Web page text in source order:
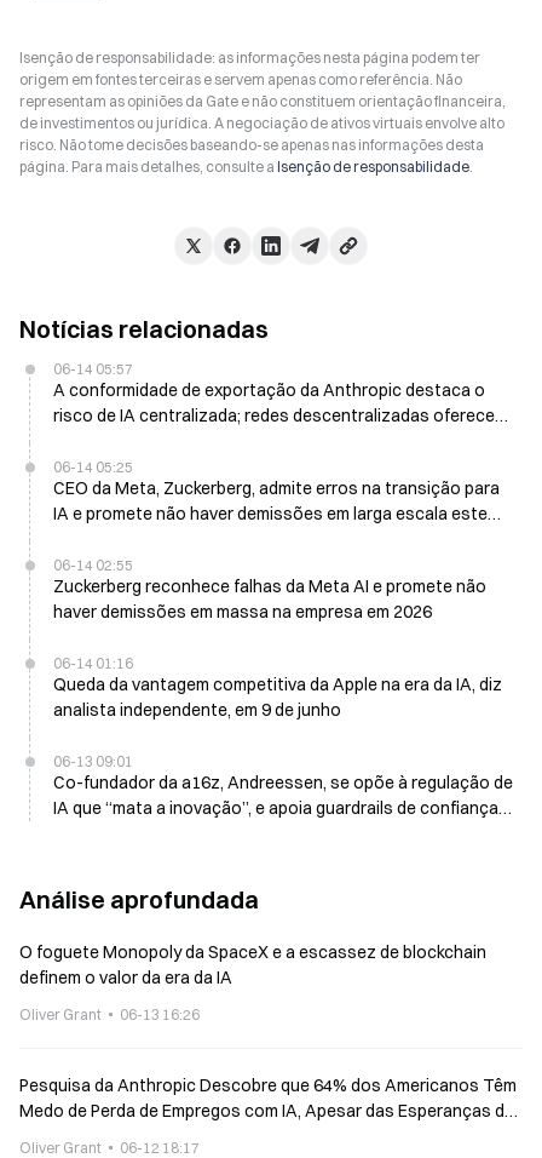
Isenção de responsabilidade: as informações nesta página podem ter
origem em fontes terceiras e servem apenas como referência. Não
representam as opiniões da Gate e não constituem orientação financeira,
de investimentos ou jurídica. A negociação de ativos virtuais envolve alto
risco. Não tome decisões baseando-se apenas nas informações desta
página. Para mais detalhes, consulte a Isenção de responsabilidade.
Notícias relacionadas
06-14 05:57
A conformidade de exportação da Anthropic destaca o
risco de IA centralizada; redes descentralizadas oferecem
06-14 05:25
CEO da Meta, Zuckerberg, admite erros na transição para
IA e promete não haver demissões em larga escala este
06-14 02:55
Zuckerberg reconhece falhas da Meta AI e promete não
haver demissões em massa na empresa em 2026
06-14 01:16
Queda da vantagem competitiva da Apple na era da IA, diz
analista independente, em 9 de junho
06-13 09:01
Co-fundador da a16z, Andreessen, se opõe à regulação de
IA que “mata a inovação”, e apoia guardrails de confiança e
Análise aprofundada
O foguete Monopoly da SpaceX e a escassez de blockchain
definem o valor da era da IA
Oliver Grant 06-13 16:26
Pesquisa da Anthropic Descobre que 64% dos Americanos Têm
Medo de Perda de Empregos com IA, Apesar das Esperanças de
Oliver Grant 06-12 18:17